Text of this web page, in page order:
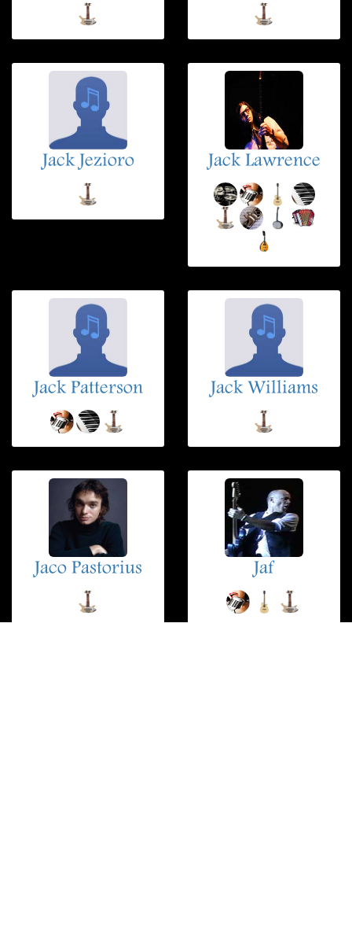
Jack Jezioro Jack Lawrence
Jack Patterson Jack Williams
Jaco Pastorius Jaf